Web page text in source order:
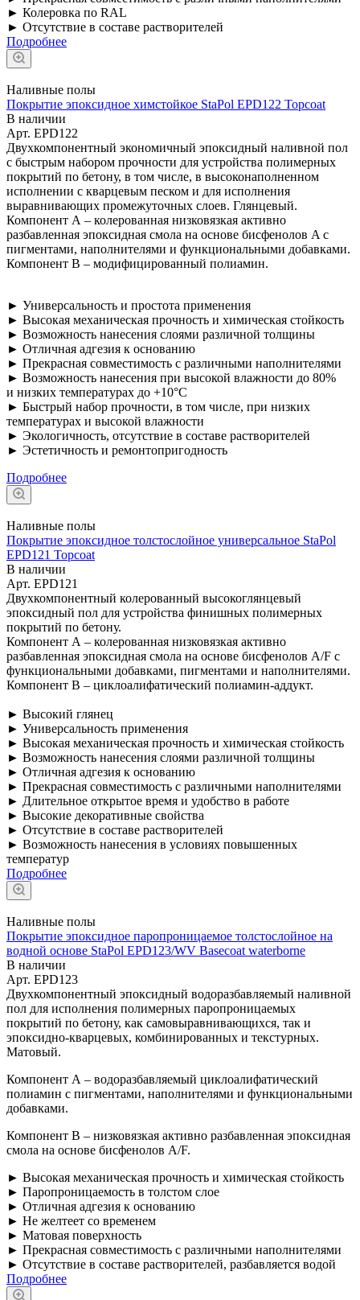
► Колеровка по RAL
► Отсутствие в составе растворителей
Подробнее
Наливные полы
Покрытие эпоксидное химстойкое StaPol EPD122 Topcoat
В наличии
Арт. EPD122
Двухкомпонентный экономичный эпоксидный наливной пол
с быстрым набором прочности для устройства полимерных
покрытий по бетону, в том числе, в высоконаполненном
исполнении с кварцевым песком и для исполнения
выравнивающих промежуточных слоев. Глянцевый.
Компонент А – колерованная низковязкая активно
разбавленная эпоксидная смола на основе бисфенолов A с
пигментами, наполнителями и функциональными добавками.
Компонент B – модифицированный полиамин.
► Универсальность и простота применения
► Высокая механическая прочность и химическая стойкость
► Возможность нанесения слоями различной толщины
► Отличная адгезия к основанию
► Прекрасная совместимость с различными наполнителями
► Возможность нанесения при высокой влажности до 80%
и низких температурах до +10°C
► Быстрый набор прочности, в том числе, при низких
температурах и высокой влажности
► Экологичность, отсутствие в составе растворителей
► Эстетичность и ремонтопригодность
Подробнее
Наливные полы
Покрытие эпоксидное толстослойное универсальное StaPol
EPD121 Topcoat
В наличии
Арт. EPD121
Двухкомпонентный колерованный высокоглянцевый
эпоксидный пол для устройства финишных полимерных
покрытий по бетону.
Компонент А – колерованная низковязкая активно
разбавленная эпоксидная смола на основе бисфенолов A/F с
функциональными добавками, пигментами и наполнителями.
Компонент B – циклоалифатический полиамин-аддукт.
► Высокий глянец
► Универсальность применения
► Высокая механическая прочность и химическая стойкость
► Возможность нанесения слоями различной толщины
► Отличная адгезия к основанию
► Прекрасная совместимость с различными наполнителями
► Длительное открытое время и удобство в работе
► Высокие декоративные свойства
► Отсутствие в составе растворителей
► Возможность нанесения в условиях повышенных
температур
Подробнее
Наливные полы
Покрытие эпоксидное паропроницаемое толстослойное на
водной основе StaPol EPD123/WV Basecoat waterborne
В наличии
Арт. EPD123
Двухкомпонентный эпоксидный водоразбавляемый наливной
пол для исполнения полимерных паропроницаемых
покрытий по бетону, как самовыравнивающихся, так и
эпоксидно-кварцевых, комбинированных и текстурных.
Матовый.
Компонент А – водоразбавляемый циклоалифатический
полиамин с пигментами, наполнителями и функциональными
добавками.
Компонент В – низковязкая активно разбавленная эпоксидная
смола на основе бисфенолов A/F.
► Высокая механическая прочность и химическая стойкость
► Паропроницаемость в толстом слое
► Отличная адгезия к основанию
► Не желтеет со временем
► Матовая поверхность
► Прекрасная совместимость с различными наполнителями
► Отсутствие в составе растворителей, разбавляется водой
Подробнее